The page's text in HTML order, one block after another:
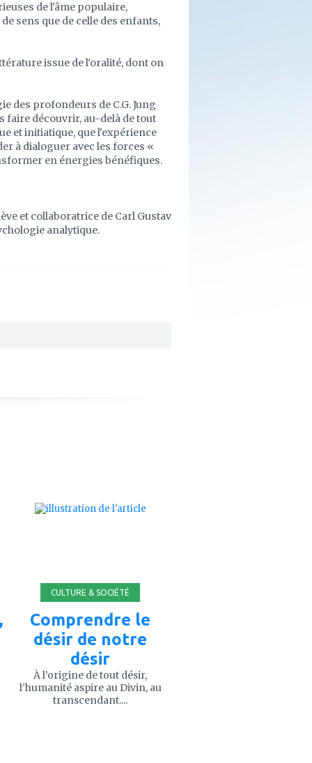
de l'âme populaire,
sens que de celle des enfants,
issue de l'oralité, dont on
des profondeurs de C.G. Jung
faire découvrir, au-delà de tout
et initiatique, que l'expérience
à dialoguer avec les forces «
en énergies bénéfiques.
et collaboratrice de Carl Gustav
analytique.
CULTURE & SOCIÉTÉ
Comprendre le
désir de notre
désir
À l’origine de tout désir,
l’humanité aspire au Divin, au
transcendant....